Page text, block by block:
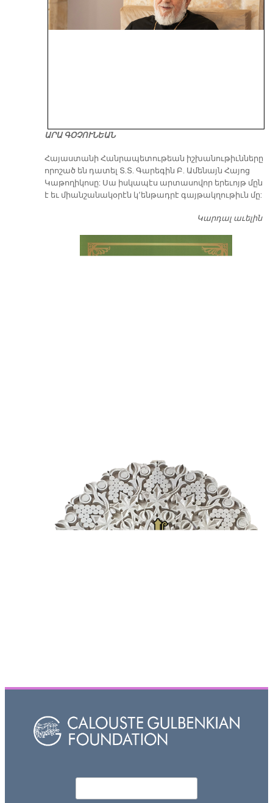
ԱՐԱ ԳՕՉՈՒՆԵԱՆ
​Հայաստանի Հանրապետութեան իշխանութիւնները
որոշած են դատել Տ.Տ. Գարեգին Բ. Ամենայն Հայոց
Կաթողիկոսը: Սա իսկապէս արտասովոր երեւոյթ մըն
է եւ միանշանակօրէն կ՚ենթադրէ գայթակղութիւն մը:
Կարդալ աւելին